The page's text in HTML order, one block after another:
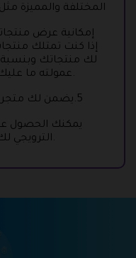
المختلفة والمميزة
إمكانية عرض
إذا كنت تمتلك
لك منتجاتك
عمولته ما عليك سوى الأعتماد علي يلا ماركت.
5.يضمن لك متجر يلا التخزين الأمن لمنتجاتك .
الترويجي لك وتمت عملية بيع مؤكدة.